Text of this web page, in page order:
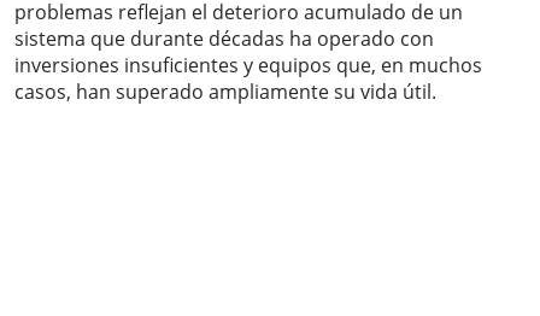
problemas reflejan el deterioro acumulado de un
sistema que durante décadas ha operado con
inversiones insuficientes y equipos que, en muchos
casos, han superado ampliamente su vida útil.